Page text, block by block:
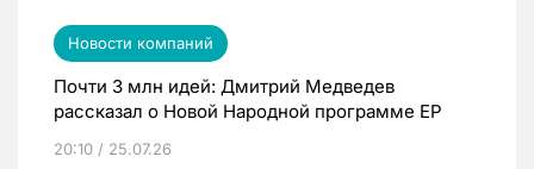
Новости компаний
Почти 3 млн идей: Дмитрий Медведев
рассказал о Новой Народной программе ЕР
20:10 / 25.07.26